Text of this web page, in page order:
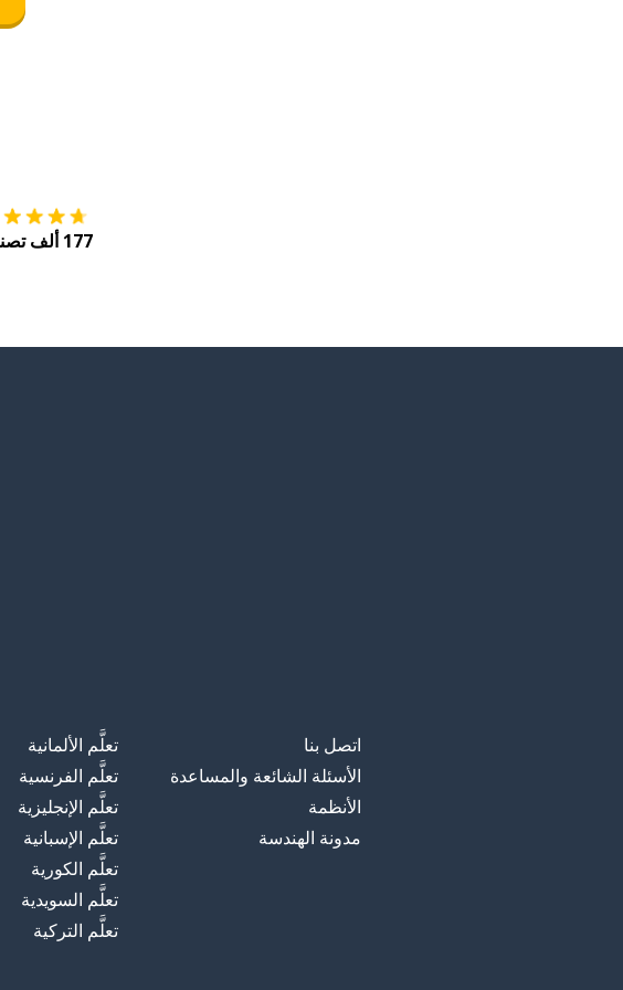
177 ألف تصنيف
اتصل بنا
الأسئلة الشائعة والمساعدة
الأنظمة
مدونة الهندسة
تعلَّم الألمانية
تعلَّم الفرنسية
تعلَّم الإنجليزية
تعلَّم الإسبانية
تعلَّم الكورية
تعلَّم السويدية
تعلَّم التركية